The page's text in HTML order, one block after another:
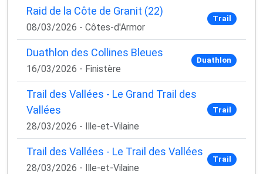
Raid de la Côte de Granit (22)
08/03/2026 - Côtes-d'Armor
Trail
Duathlon des Collines Bleues
16/03/2026 - Finistère
Duathlon
Trail des Vallées - Le Grand Trail des
Vallées
28/03/2026 - Ille-et-Vilaine
Trail
Trail des Vallées - Le Trail des Vallées
28/03/2026 - Ille-et-Vilaine
Trail